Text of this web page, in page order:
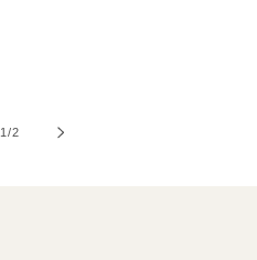
1/von
2